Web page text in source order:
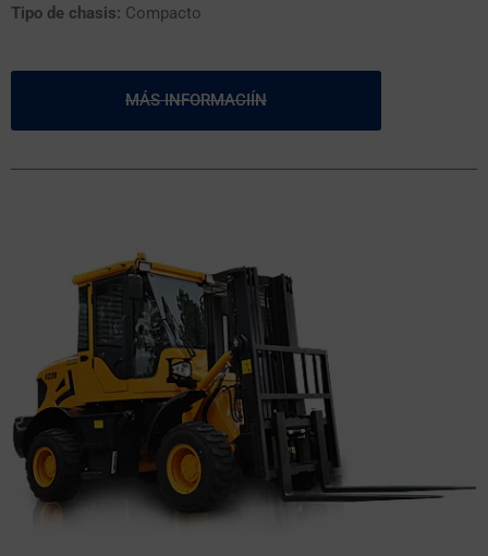
Tipo de chasis: Compacto
MÁS INFORMACIÍN